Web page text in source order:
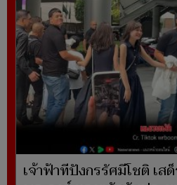
เจ้าฟ้าทีปังกรรัศมีโชติ เส